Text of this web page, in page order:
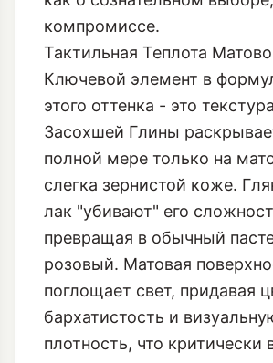
компромиссе.
Тактильная Теплота
Ключевой элемент в
этого оттенка - это
Засохшей Глины
полной мере только на
слегка зернистой коже.
лак "убивают" его
превращая в обычный
розовый. Матовая
поглощает свет, придавая
бархатистость и
плотность, что критически